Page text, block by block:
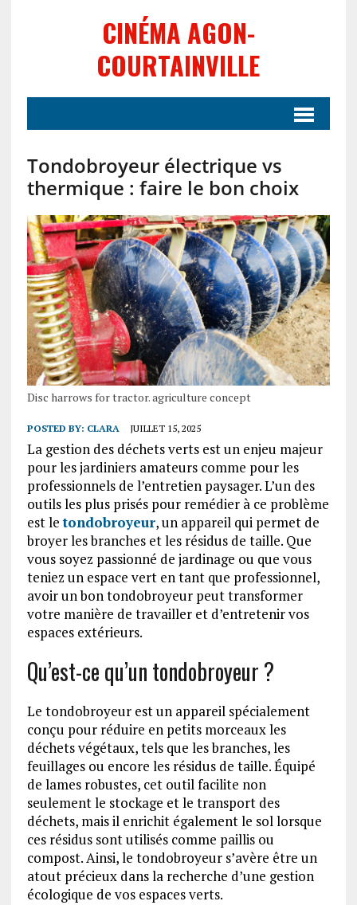
CINÉMA AGON-
COURTAINVILLE
Tondobroyeur électrique vs
thermique : faire le bon choix
Disc harrows for tractor. agriculture concept
POSTED BY: CLARA JUILLET 15, 2025
La gestion des déchets verts est un enjeu majeur
pour les jardiniers amateurs comme pour les
professionnels de l’entretien paysager. L’un des
outils les plus prisés pour remédier à ce problème
est letondobroyeur, un appareil qui permet de
broyer les branches et les résidus de taille. Que
vous soyez passionné de jardinage ou que vous
teniez un espace vert en tant que professionnel,
avoir un bon tondobroyeur peut transformer
votre manière de travailler et d’entretenir vos
espaces extérieurs.
Qu’est-ce qu’un tondobroyeur ?
Le tondobroyeur est un appareil spécialement
conçu pour réduire en petits morceaux les
déchets végétaux, tels que les branches, les
feuillages ou encore les résidus de taille. Équipé
de lames robustes, cet outil facilite non
seulement le stockage et le transport des
déchets, mais il enrichit également le sol lorsque
ces résidus sont utilisés comme paillis ou
compost. Ainsi, le tondobroyeur s’avère être un
atout précieux dans la recherche d’une gestion
écologique de vos espaces verts.